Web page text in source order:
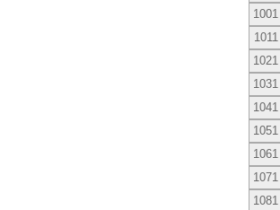
1001
1011
1021
1031
1041
1051
1061
1071
1081